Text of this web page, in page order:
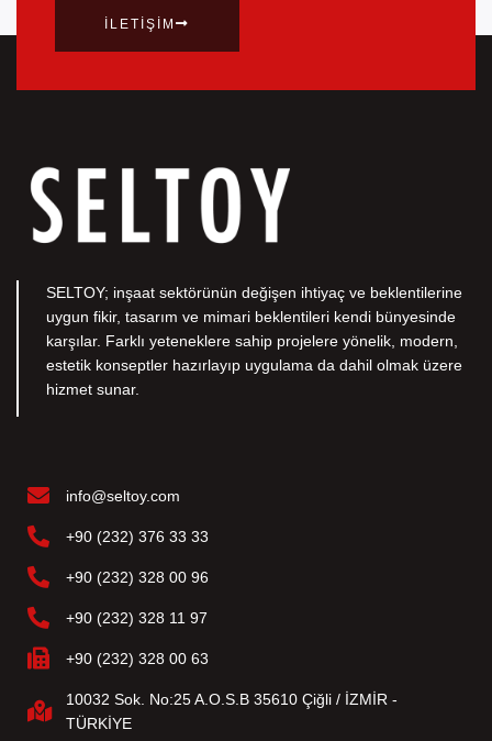
İLETIŞIM
SELTOY; inşaat sektörünün değişen ihtiyaç ve beklentilerine
uygun fikir, tasarım ve mimari beklentileri kendi bünyesinde
karşılar. Farklı yeteneklere sahip projelere yönelik, modern,
estetik konseptler hazırlayıp uygulama da dahil olmak üzere
hizmet sunar.
info@seltoy.com
+90 (232) 376 33 33
+90 (232) 328 00 96
+90 (232) 328 11 97
+90 (232) 328 00 63
10032 Sok. No:25 A.O.S.B 35610 Çiğli / İZMİR -
TÜRKİYE